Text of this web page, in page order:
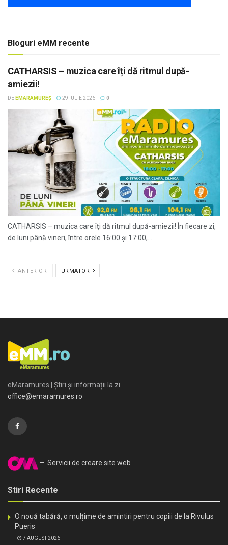
Bloguri eMM recente
CATHARSIS – muzica care îți dă ritmul după-
amiezii!
DE EMARAMUREȘ 29 IULIE 2026 0
CATHARSIS – muzica care îți dă ritmul după-amiezii! În fiecare zi,
de luni până vineri, între orele 16:00 și 17:00,...
ANTERIOR URMATOR
eMaramures | Știri și informații la zi
office@emaramures.ro
– Servicii de creare site web
Stiri Recente
O nouă tabără, o mulțime de amintiri pentru copiii de la Rivulus
Pueris
7 AUGUST 2026